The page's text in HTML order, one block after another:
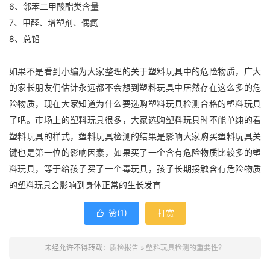
6、邻苯二甲酸酯类含量
7、甲醛、增塑剂、偶氮
8、总铅
如果不是看到小编为大家整理的关于塑料玩具中的危险物质，广大
的家长朋友们估计永远都不会想到塑料玩具中居然存在这么多的危
险物质，现在大家知道为什么要选购塑料玩具检测合格的塑料玩具
了吧。市场上的塑料玩具很多，大家选购塑料玩具时不能单纯的看
塑料玩具的样式，塑料玩具检测的结果是影响大家购买塑料玩具关
键也是第一位的影响因素，如果买了一个含有危险物质比较多的塑
料玩具，等于给孩子买了一个毒玩具，孩子长期接触含有危险物质
的塑料玩具会影响到身体正常的生长发育
 赞(1) 打赏
未经允许不得转载： 质检报告 » 塑料玩具检测的重要性？